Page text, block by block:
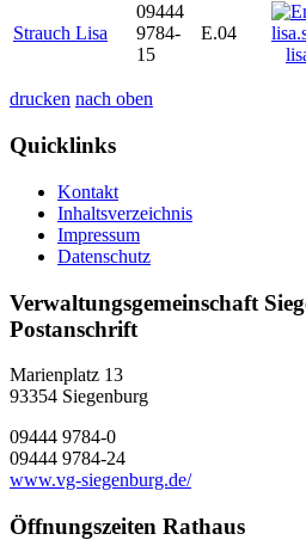
Strauch Lisa
09444
9784-
15
E.04
drucken nach oben
Quicklinks
Kontakt
Inhaltsverzeichnis
Impressum
Datenschutz
Verwaltungsgemeinschaft
Postanschrift
Marienplatz 13
93354 Siegenburg
09444 9784-0
09444 9784-24
www.vg-siegenburg.de/
Öffnungszeiten Rathaus